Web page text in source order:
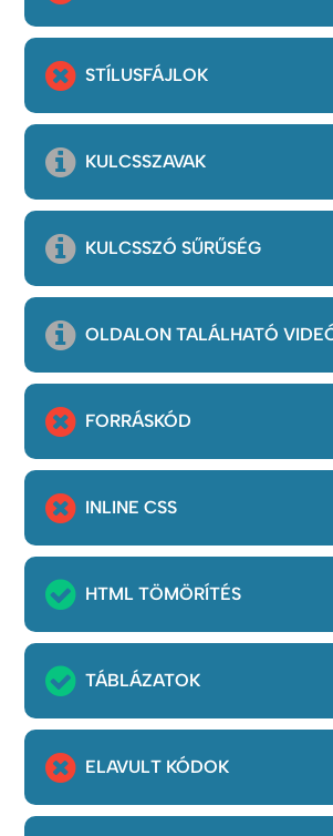
STÍLUSFÁJLOK
KULCSSZAVAK
KULCSSZÓ SŰRŰSÉG
OLDALON TALÁLHATÓ
FORRÁSKÓD
INLINE CSS
HTML TÖMÖRÍTÉS
TÁBLÁZATOK
ELAVULT KÓDOK